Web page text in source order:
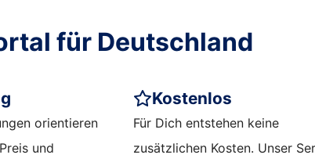
für Deutschland
orientieren
und
Kostenlos
Für Dich entstehen keine
zusätzlichen Kosten. Unser